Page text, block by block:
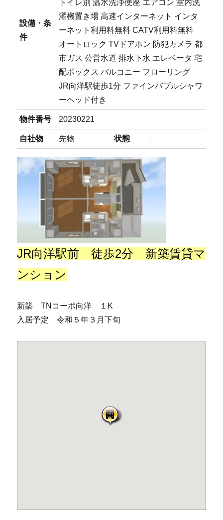
設備・条
件
トイレ別 温水洗浄便座 エアコン 室内洗
濯機置き場 高速インターネット インタ
ーネット利用料無料 CATV利用料無料
オートロック TVドアホン 防犯カメラ 都
市ガス 公営水道 排水下水 エレベータ 宅
配ボックス バルコニー フローリング
JR向洋駅徒歩1分 ファインバブルシャワ
ーヘッド付き
物件番号 20230221
自社物 先物 状態
JR向洋駅前 徒歩2分 新築賃貸マ
ンション
新築 TNコーポ向洋 １K
入居予定 令和５年３月下旬